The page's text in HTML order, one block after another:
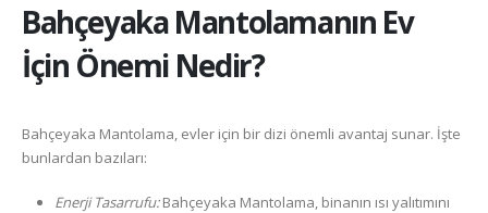
BahçeyakaMantolamanın Ev
İçin Önemi Nedir?
Bahçeyaka Mantolama, evler için bir dizi önemli avantaj sunar. İşte
bunlardan bazıları:
Enerji Tasarrufu:Bahçeyaka Mantolama, binanın ısı yalıtımını